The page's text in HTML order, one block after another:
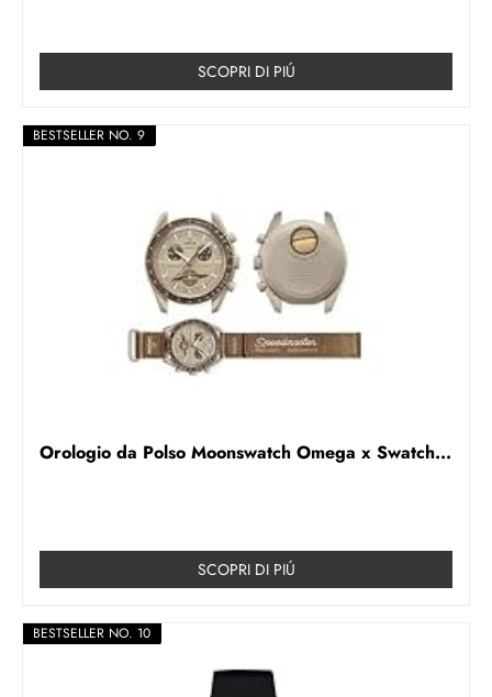
SCOPRI DI PIÚ
BESTSELLER NO. 9
Orologio da Polso Moonswatch Omega x Swatch...
SCOPRI DI PIÚ
BESTSELLER NO. 10